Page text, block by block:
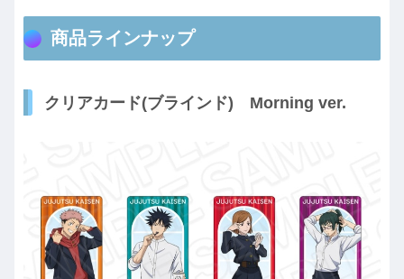
商品ラインナップ
クリアカード(ブラインド) Morning ver.